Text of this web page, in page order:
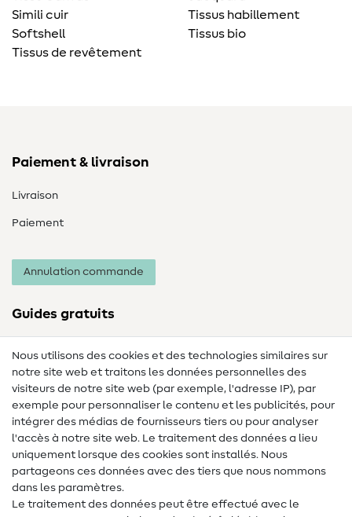
Simili cuir
Softshell
Tissus de revêtement
Tissus habillement
Tissus bio
Paiement & livraison
Livraison
Paiement
Annulation commande
Guides gratuits
Lexique de couture
Tutos de couture
Aide & contact
Contact
Changement de propriétaire
Nous utilisons des cookies et des technologies similaires sur
notre site web et traitons les données personnelles des
visiteurs de notre site web (par exemple, l'adresse IP), par
exemple pour personnaliser le contenu et les publicités, pour
intégrer des médias de fournisseurs tiers ou pour analyser
l'accès à notre site web. Le traitement des données a lieu
uniquement lorsque des cookies sont installés. Nous
partageons ces données avec des tiers que nous nommons
dans les paramètres.
Le traitement des données peut être effectué avec le